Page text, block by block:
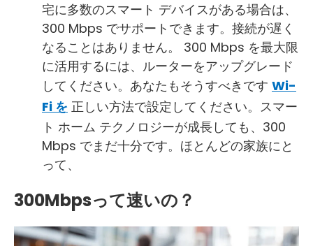
宅に多数のスマート デバイスがある場合は、
300 Mbps でサポートできます。接続が遅く
なることはありません。 300 Mbps を最大限
に活用するには、ルーターをアップグレード
してください。あなたもそうすべきです Wi-
Fi を 正しい方法で設定してください。スマー
ト ホーム テクノロジーが成長しても、300
Mbps でまだ十分です。ほとんどの家族にと
って、
300Mbpsって速いの？